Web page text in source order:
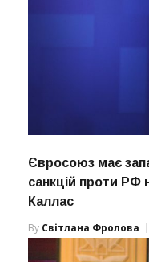
Євросоюз має
санкцій проти РФ
Каллас
By Світлана Фролова